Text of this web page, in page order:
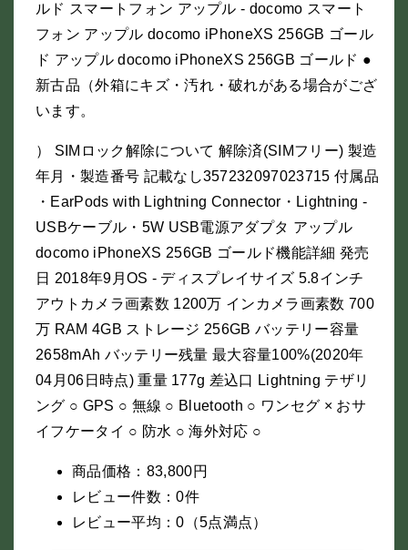
ルド スマートフォン アップル - docomo スマート
フォン アップル docomo iPhoneXS 256GB ゴール
ド アップル docomo iPhoneXS 256GB ゴールド ●
新古品（外箱にキズ・汚れ・破れがある場合がござ
います。
） SIMロック解除について 解除済(SIMフリー) 製造
年月・製造番号 記載なし357232097023715 付属品
・EarPods with Lightning Connector・Lightning -
USBケーブル・5W USB電源アダプタ アップル
docomo iPhoneXS 256GB ゴールド機能詳細 発売
日 2018年9月OS - ディスプレイサイズ 5.8インチ
アウトカメラ画素数 1200万 インカメラ画素数 700
万 RAM 4GB ストレージ 256GB バッテリー容量
2658mAh バッテリー残量 最大容量100%(2020年
04月06日時点) 重量 177g 差込口 Lightning テザリ
ング ○ GPS ○ 無線 ○ Bluetooth ○ ワンセグ × おサ
イフケータイ ○ 防水 ○ 海外対応 ○
商品価格：83,800円
レビュー件数：0件
レビュー平均：0（5点満点）